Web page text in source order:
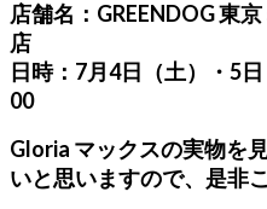
店舗名：GREENDOG 東
日時：7月4日（土）・5
00
Gloria マックスの実物を
いと思いますので、是非